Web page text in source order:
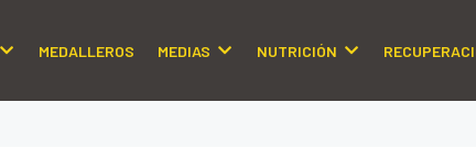
MEDALLEROS MEDIAS NUTRICIÓN